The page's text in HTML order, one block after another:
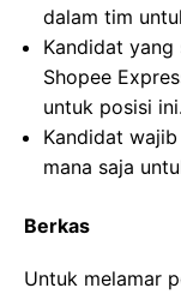
dalam tim
Kandidat
Shopee
untuk posisi ini.
Kandidat
mana saja
Berkas
Untuk melamar